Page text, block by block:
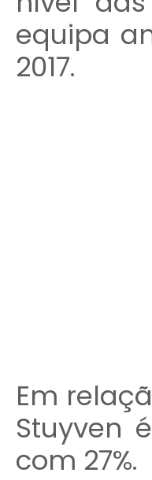
equipa
2017.
Em
Stuyven
com 27%.